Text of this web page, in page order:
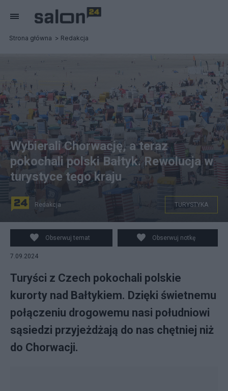
Strona główna Redakcja
Fot. Pixabay.com
Wybierali Chorwację, a teraz
pokochali polski Bałtyk. Rewolucja w
turystyce tego kraju
Redakcja TURYSTYKA
Obserwuj temat Obserwuj notkę
7.09.2024
Turyści z Czech pokochali polskie
kurorty nad Bałtykiem. Dzięki świetnemu
połączeniu drogowemu nasi południowi
sąsiedzi przyjeżdżają do nas chętniej niż
do Chorwacji.